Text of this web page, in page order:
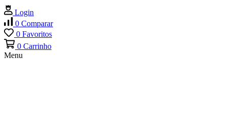
Login
0 Comparar
0 Favoritos
0 Carrinho
Menu